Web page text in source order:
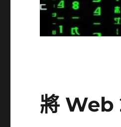
將 Web